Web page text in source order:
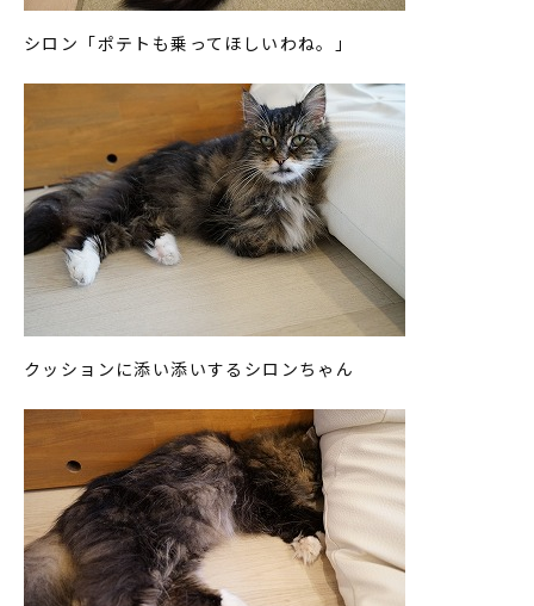
シロン「ポテトも乗ってほしいわね。」
クッションに添い添いするシロンちゃん